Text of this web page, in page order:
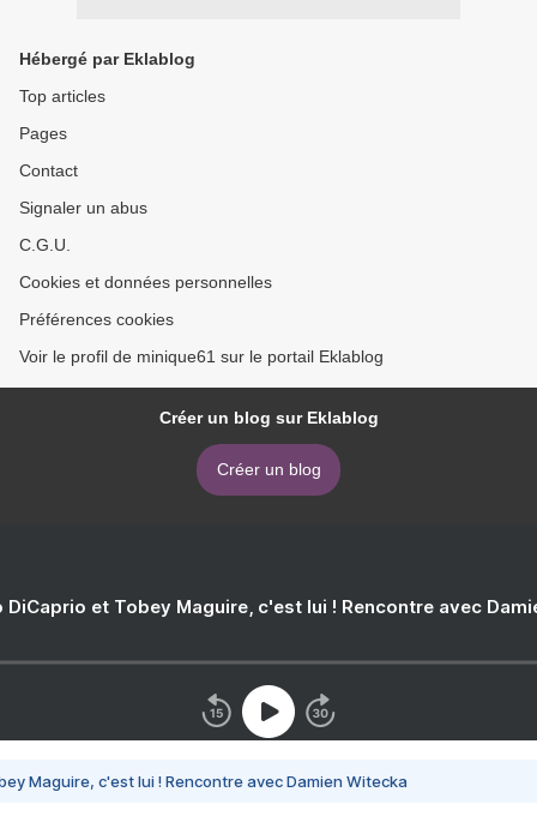
Hébergé par Eklablog
Top articles
Pages
Contact
Signaler un abus
C.G.U.
Cookies et données personnelles
Préférences cookies
Voir le profil de minique61 sur le portail Eklablog
Créer un blog sur Eklablog
Créer un blog
DiCaprio et Tobey Maguire, c'est lui ! Rencontre avec
Maguire, c'est lui ! Rencontre avec Damien Witecka